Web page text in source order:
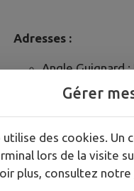
Adresses :
Angle Guignard
Station
_
Gérer
utilise des cookies.
lors de la visite
plus, consultez notre